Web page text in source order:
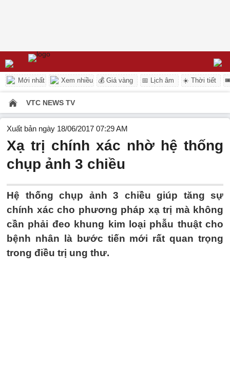
Mới nhất Xem nhiều 💰 Giá vàng 📅 Lịch âm ☀️ Thời tiết
VTC NEWS TV
Xuất bản ngày 18/06/2017 07:29 AM
Xạ trị chính xác nhờ hệ thống
chụp ảnh 3 chiều
Hệ thống chụp ảnh 3 chiều giúp tăng sự
chính xác cho phương pháp xạ trị mà không
cần phải đeo khung kim loại phẫu thuật cho
bệnh nhân là bước tiến mới rất quan trọng
trong điều trị ung thư.